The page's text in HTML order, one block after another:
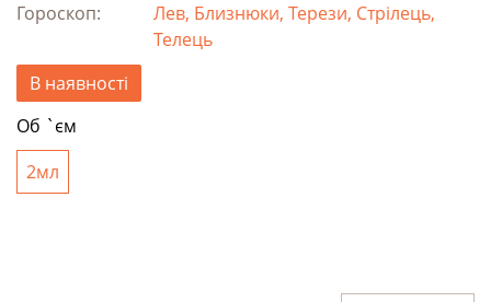
Гороскоп:
Лев, Близнюки, Терези, Стрілець,
Телець
В наявності
Об `єм
2мл